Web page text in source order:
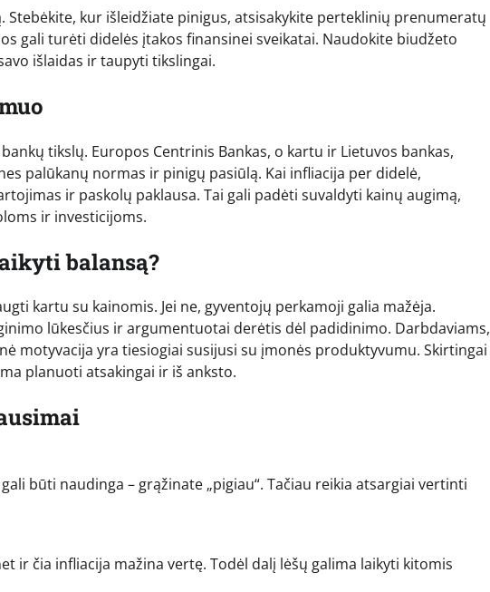
kur išleidžiate pinigus, atsisakykite perteklinių prenumeratų
gali turėti didelės įtakos finansinei sveikatai. Naudokite biudžeto
išlaidas ir taupyti tikslingai.
tikslų. Europos Centrinis Bankas, o kartu ir Lietuvos bankas,
palūkanų normas ir pinigų pasiūlą. Kai infliacija per didelė,
ir paskolų paklausa. Tai gali padėti suvaldyti kainų augimą,
ir investicijoms.
balansą?
kartu su kainomis. Jei ne, gyventojų perkamoji galia mažėja.
lūkesčius ir argumentuotai derėtis dėl padidinimo. Darbdaviams,
motyvacija yra tiesiogiai susijusi su įmonės produktyvumu. Skirtingai
planuoti atsakingai ir iš anksto.
būti naudinga – grąžinate „pigiau“. Tačiau reikia atsargiai vertinti
ir čia infliacija mažina vertę. Todėl dalį lėšų galima laikyti kitomis